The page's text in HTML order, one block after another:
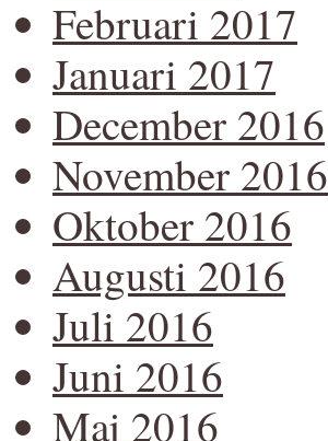
Februari 2017
Januari 2017
December 2016
November 2016
Oktober 2016
Augusti 2016
Juli 2016
Juni 2016
Maj 2016